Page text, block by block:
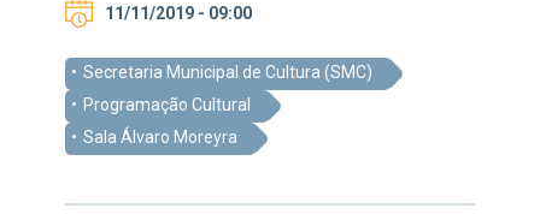
11/11/2019 - 09:00
Secretaria Municipal de Cultura (SMC)
Programação Cultural
Sala Álvaro Moreyra